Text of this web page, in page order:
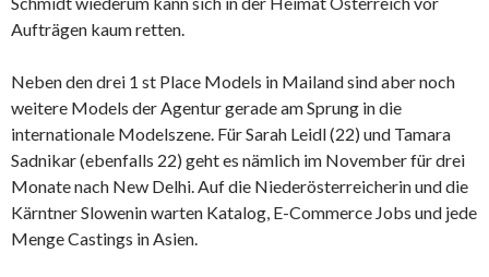
Aufträgen kaum retten.
Neben den drei 1 st Place Models in Mailand sind aber noch
weitere Models der Agentur gerade am Sprung in die
internationale Modelszene. Für Sarah Leidl (22) und Tamara
Sadnikar (ebenfalls 22) geht es nämlich im November für drei
Monate nach New Delhi. Auf die Niederösterreicherin und die
Kärntner Slowenin warten Katalog, E-Commerce Jobs und jede
Menge Castings in Asien.